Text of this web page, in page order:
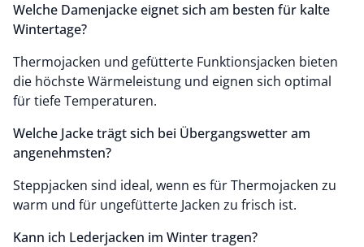
Welche Damenjacke eignet sich am besten für kalte
Wintertage?
Thermojacken und gefütterte Funktionsjacken bieten
die höchste Wärmeleistung und eignen sich optimal
für tiefe Temperaturen.
Welche Jacke trägt sich bei Übergangswetter am
angenehmsten?
Steppjacken sind ideal, wenn es für Thermojacken zu
warm und für ungefütterte Jacken zu frisch ist.
Kann ich Lederjacken im Winter tragen?